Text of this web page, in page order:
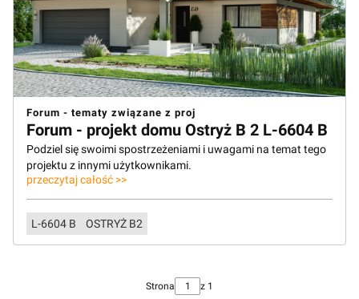
Forum - tematy związane z proj
Forum - projekt domu Ostryż B 2 L-6604 B
Podziel się swoimi spostrzeżeniami i uwagami na temat tego
projektu z innymi użytkownikami.
przeczytaj całość >>
L-6604 B OSTRYŻ B2
Strona z 1